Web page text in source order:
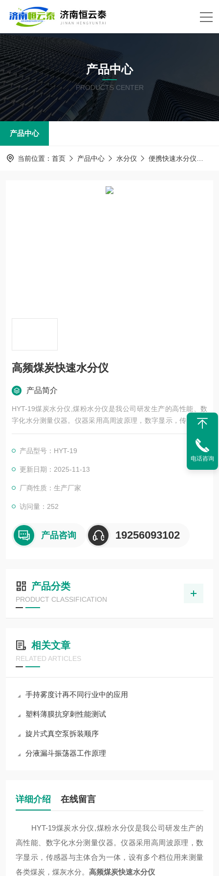
产品中心
PRODUCTS CENTER
产品中心
当前位置： 首页 产品中心 水分仪 便携快速水分仪
高频煤炭快速水分仪
产品简介
HYT-19煤炭水分仪,煤粉水分仪是我公司研发生产的高性能、数
字化水分测量仪器。仪器采用高周波原理，数字显示，传感器与
主体合为一体，设有多个档位用来测量各类煤炭，煤灰水分。高
产品型号：HYT-19
更新日期：2025-11-13
厂商性质：生产厂家
访问量：252
产品咨询 19256093102
产品分类
PRODUCT CLASSIFICATION
相关文章
RELATED ARTICLES
手持雾度计再不同行业中的应用
塑料薄膜抗穿刺性能测试
旋片式真空泵拆装顺序
分液漏斗振荡器工作原理
详细介绍 在线留言
HYT-19煤炭水分仪,煤粉水分仪是我公司研发生产的
高性能、数字化水分测量仪器。仪器采用高周波原理，数
字显示，传感器与主体合为一体，设有多个档位用来测量
各类煤炭，煤灰水分。 高频煤炭快速水分仪
电话咨询